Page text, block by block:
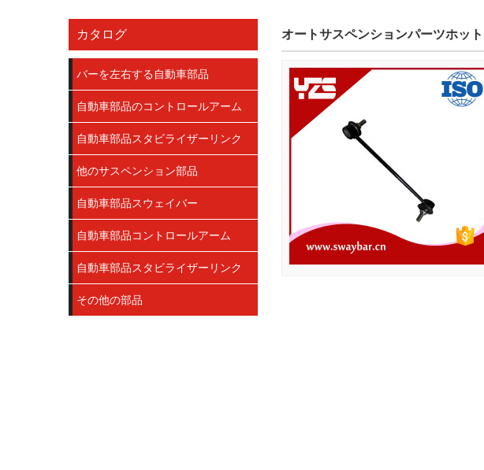
カタログ
バーを左右する自動車部品
自動車部品のコントロールアーム
自動車部品スタビライザーリンク
他のサスペンション部品
自動車部品スウェイバー
自動車部品コントロールアーム
自動車部品スタビライザーリンク
その他の部品
オートサスペンションパーツホッ